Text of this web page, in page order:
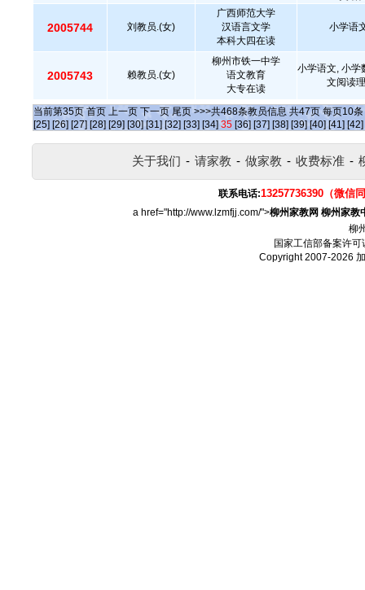
2005744 刘教员.(女)
广西师范大学
汉语言文学
本科大四在读
小学语
2005743 赖教员.(女)
柳州市铁一中学
语文教育
大专在读
小学语文, 小学
文阅读
当前第35页 首页 上一页 下一页 尾页 >>>共468条教员信息 共47页 每页10条
[25] [26] [27] [28] [29] [30] [31] [32] [33] [34] 35 [36] [37] [38] [39] [40] [41] [42]
关于我们 - 请家教 - 做家教 - 收费标准 -
联系电话:13257736390（微信
a href="http://www.lzmfjj.com/">柳州家教网 柳州家教
柳
国家工信部备案许可
Copyright 2007-2026